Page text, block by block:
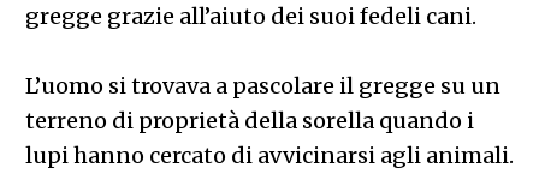
gregge grazie all’aiuto dei suoi fedeli cani.
L’uomo si trovava a pascolare il gregge su un
terreno di proprietà della sorella quando i
lupi hanno cercato di avvicinarsi agli animali.